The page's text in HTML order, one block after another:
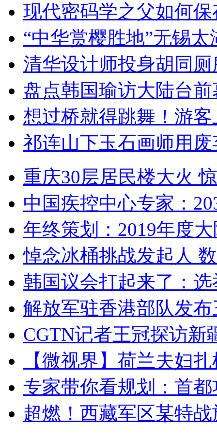
现代密码学之父如何
“中华赏樱胜地”无锡
清华设计师投身胡同
盘点韩国瑜访大陆台
想过桥就得跳舞！游客
祁连山下玉石画师用
重庆30层居民楼大火
中国疾控中心专家：
年终策划：2019年度
悼念冰桶挑战发起人
韩国议会打起来了：
解放军驻香港部队发
CGTN记者王冠探访新
【微视界】荷兰夫妇
专家带你看规划：首
超燃！西藏军区某特